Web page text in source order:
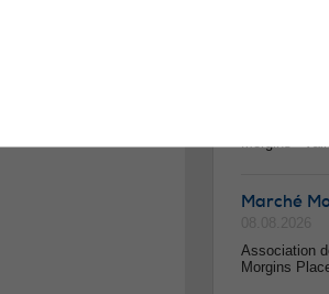
Morgins -
Marché
Association
Morgins